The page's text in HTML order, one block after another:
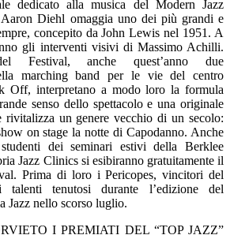
dedicato alla musica del Modern Jazz
Diehl omaggia uno dei più grandi e
concepito da John Lewis nel 1951. A
gli interventi visivi di Massimo Achilli.
Festival, anche quest’anno due
marching band per le vie del centro
Off, interpretano a modo loro la formula
senso dello spettacolo e una originale
rivitalizza un genere vecchio di un secolo:
on stage la notte di Capodanno. Anche
dei seminari estivi della Berklee
Jazz Clinics si esibiranno gratuitamente il
Prima di loro i Pericopes, vincitori del
talenti tenutosi durante l’edizione del
Jazz nello scorso luglio.
I PREMIATI DEL “TOP JAZZ”